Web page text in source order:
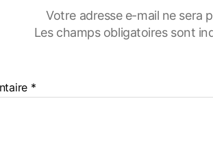
Votre adresse e-mail ne sera
Les champs obligatoires sont
*